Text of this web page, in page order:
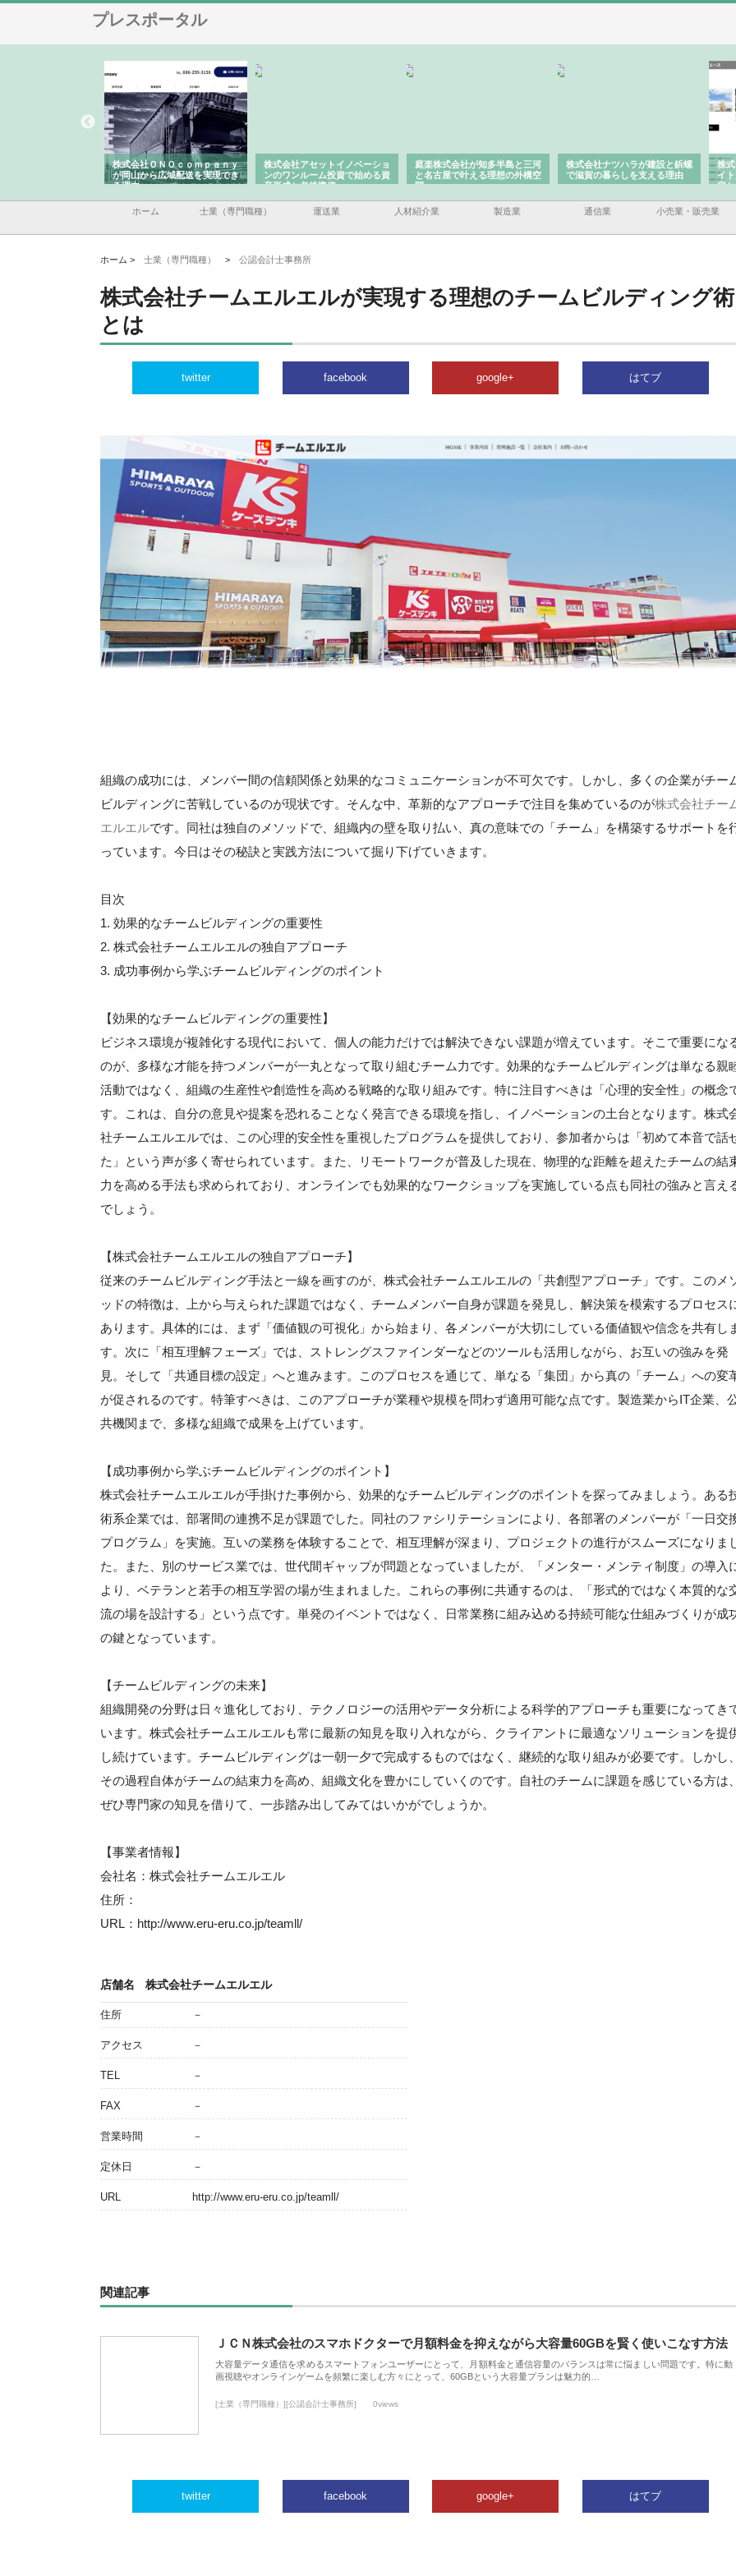
プレスポータル
株式会社ＯＮＯｃｏｍｐａｎｙ
が岡山から広域配送を実現でき
る理由
株式会社アセットイノベーショ
ンのワンルーム投資で始める資
産形成と老後準備
庭楽株式会社が知多半島と三河
と名古屋で叶える理想の外構空
間
株式会社ナツハラが建設と鋲螺
で滋賀の暮らしを支える理由
株
イ
容
ホーム 士業（専門職種） 運送業 人材紹介業 製造業 通信業 小売業・販売業
ホーム > 士業（専門職種） > 公認会計士事務所
株式会社チームエルエルが実現する理想のチームビルディング術
とは
twitter facebook google+ はてブ
組織の成功には、メンバー間の信頼関係と効果的なコミュニケーションが不可欠です。しかし、多くの企業がチー
ビルディングに苦戦しているのが現状です。そんな中、革新的なアプローチで注目を集めているのが株式会社チー
エルエルです。同社は独自のメソッドで、組織内の壁を取り払い、真の意味での「チーム」を構築するサポートを
っています。今日はその秘訣と実践方法について掘り下げていきます。
目次
1. 効果的なチームビルディングの重要性
2. 株式会社チームエルエルの独自アプローチ
3. 成功事例から学ぶチームビルディングのポイント
【効果的なチームビルディングの重要性】
ビジネス環境が複雑化する現代において、個人の能力だけでは解決できない課題が増えています。そこで重要にな
のが、多様な才能を持つメンバーが一丸となって取り組むチーム力です。効果的なチームビルディングは単なる親
活動ではなく、組織の生産性や創造性を高める戦略的な取り組みです。特に注目すべきは「心理的安全性」の概念
す。これは、自分の意見や提案を恐れることなく発言できる環境を指し、イノベーションの土台となります。株式
社チームエルエルでは、この心理的安全性を重視したプログラムを提供しており、参加者からは「初めて本音で話
た」という声が多く寄せられています。また、リモートワークが普及した現在、物理的な距離を超えたチームの結
力を高める手法も求められており、オンラインでも効果的なワークショップを実施している点も同社の強みと言え
でしょう。
【株式会社チームエルエルの独自アプローチ】
従来のチームビルディング手法と一線を画すのが、株式会社チームエルエルの「共創型アプローチ」です。このメ
ッドの特徴は、上から与えられた課題ではなく、チームメンバー自身が課題を発見し、解決策を模索するプロセス
あります。具体的には、まず「価値観の可視化」から始まり、各メンバーが大切にしている価値観や信念を共有し
す。次に「相互理解フェーズ」では、ストレングスファインダーなどのツールも活用しながら、お互いの強みを発
見。そして「共通目標の設定」へと進みます。このプロセスを通じて、単なる「集団」から真の「チーム」への変
が促されるのです。特筆すべきは、このアプローチが業種や規模を問わず適用可能な点です。製造業からIT企業、
共機関まで、多様な組織で成果を上げています。
【成功事例から学ぶチームビルディングのポイント】
株式会社チームエルエルが手掛けた事例から、効果的なチームビルディングのポイントを探ってみましょう。ある
術系企業では、部署間の連携不足が課題でした。同社のファシリテーションにより、各部署のメンバーが「一日交
プログラム」を実施。互いの業務を体験することで、相互理解が深まり、プロジェクトの進行がスムーズになりま
た。また、別のサービス業では、世代間ギャップが問題となっていましたが、「メンター・メンティ制度」の導入
より、ベテランと若手の相互学習の場が生まれました。これらの事例に共通するのは、「形式的ではなく本質的な
流の場を設計する」という点です。単発のイベントではなく、日常業務に組み込める持続可能な仕組みづくりが成
の鍵となっています。
【チームビルディングの未来】
組織開発の分野は日々進化しており、テクノロジーの活用やデータ分析による科学的アプローチも重要になってき
います。株式会社チームエルエルも常に最新の知見を取り入れながら、クライアントに最適なソリューションを提
し続けています。チームビルディングは一朝一夕で完成するものではなく、継続的な取り組みが必要です。しかし、
その過程自体がチームの結束力を高め、組織文化を豊かにしていくのです。自社のチームに課題を感じている方は、
ぜひ専門家の知見を借りて、一歩踏み出してみてはいかがでしょうか。
【事業者情報】
会社名：株式会社チームエルエル
住所：
URL：http://www.eru-eru.co.jp/teamll/
店舗名 株式会社チームエルエル
住所 －
アクセス －
TEL －
FAX －
営業時間 －
定休日 －
URL http://www.eru-eru.co.jp/teamll/
関連記事
ＪＣＮ株式会社のスマホドクターで月額料金を抑えながら大容量60GBを賢く使いこなす方法
大容量データ通信を求めるスマートフォンユーザーにとって、月額料金と通信容量のバランスは常に悩ましい問題です。特に動
画視聴やオンラインゲームを頻繁に楽しむ方々にとって、60GBという大容量プランは魅力的…
[士業（専門職種）][公認会計士事務所] 0views
twitter facebook google+ はてブ